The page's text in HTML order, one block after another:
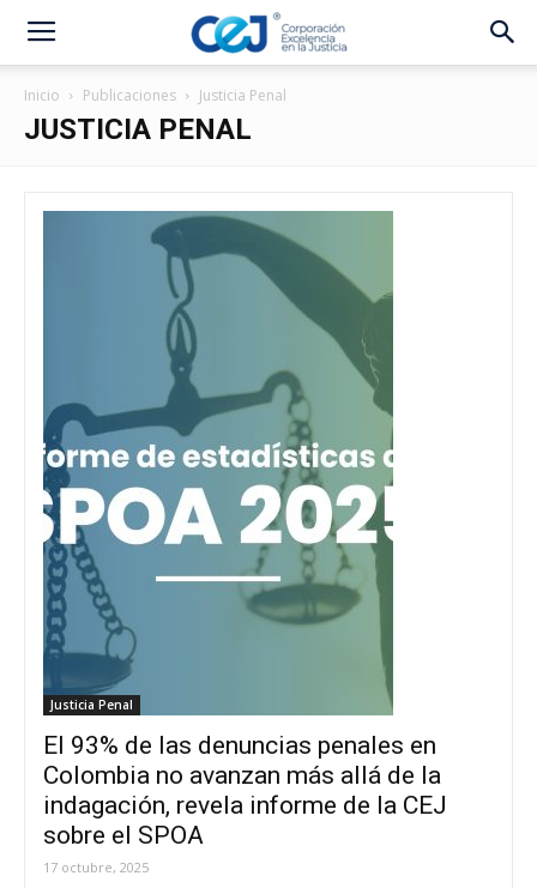
Inicio Publicaciones Justicia Penal
JUSTICIA PENAL
Justicia Penal
El 93% de las denuncias penales en
Colombia no avanzan más allá de la
indagación, revela informe de la CEJ
sobre el SPOA
17 octubre, 2025